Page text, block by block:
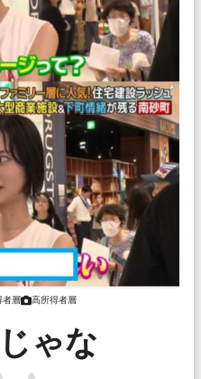
者層 高所得者層
ゃな